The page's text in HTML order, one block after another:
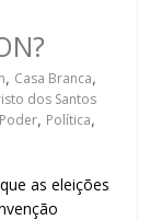
, Casa Branca,
dos Santos
Poder, Política,
as eleições